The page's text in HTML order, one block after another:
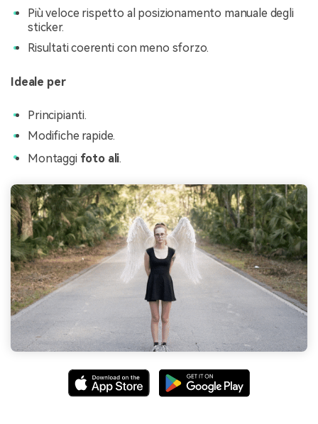
Più veloce rispetto al posizionamento manuale degli
sticker.
Risultati coerenti con meno sforzo.
Ideale per
Principianti.
Modifiche rapide.
Montaggi foto ali.